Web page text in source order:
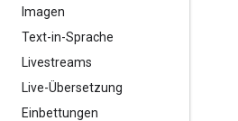
Imagen
Text-in-Sprache
Livestreams
Live-Übersetzung
Einbettungen